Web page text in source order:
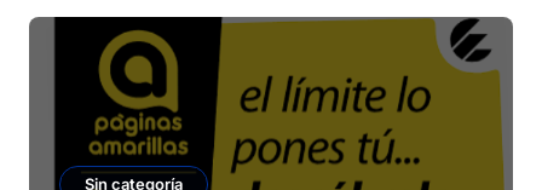
Sin categoría